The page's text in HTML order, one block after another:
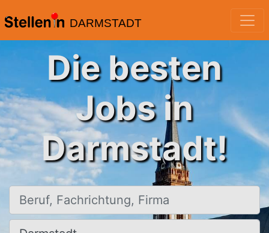
DARMSTADT
Die besten
Jobs in
Darmstadt!
Beruf, Fachrichtung, Firma
Ort, Stadt